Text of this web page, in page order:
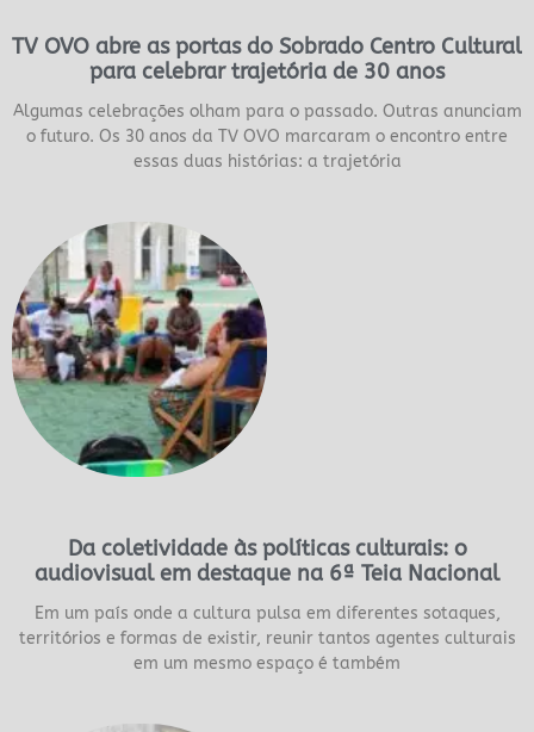
TV OVO abre as portas do Sobrado Centro Cultural
para celebrar trajetória de 30 anos
Algumas celebrações olham para o passado. Outras anunciam
o futuro. Os 30 anos da TV OVO marcaram o encontro entre
essas duas histórias: a trajetória
Da coletividade às políticas culturais: o
audiovisual em destaque na 6ª Teia Nacional
Em um país onde a cultura pulsa em diferentes sotaques,
territórios e formas de existir, reunir tantos agentes culturais
em um mesmo espaço é também